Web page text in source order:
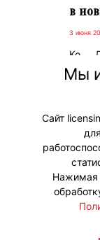
в
3 июня
Ко
«Три
Мы
Сайт
Нажимая